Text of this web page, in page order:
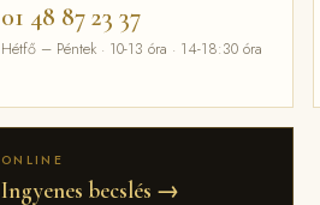
01 48 87 23 37
Hétfő – Péntek · 10-13 óra · 14-18:30 óra
ONLINE
Ingyenes becslés →